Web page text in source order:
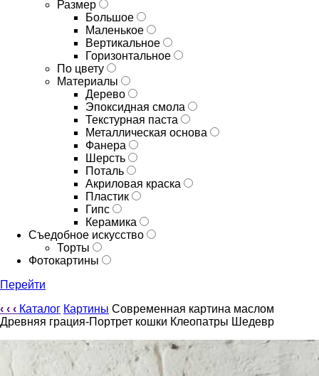
Размер
Большое
Маленькое
Вертикальное
Горизонтальное
По цвету
Материалы
Дерево
Эпоксидная смола
Текстурная паста
Металлическая основа
Фанера
Шерсть
Поталь
Акриловая краска
Пластик
Гипс
Керамика
Съедобное искусство
Торты
Фотокартины
Перейти
‹ ‹ ‹ Каталог Картины Современная картина маслом
Древняя грация-Портрет кошки Клеопатры Шедевр